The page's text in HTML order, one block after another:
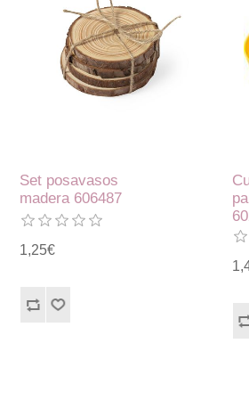
Set posavasos
madera 606487
1,25€